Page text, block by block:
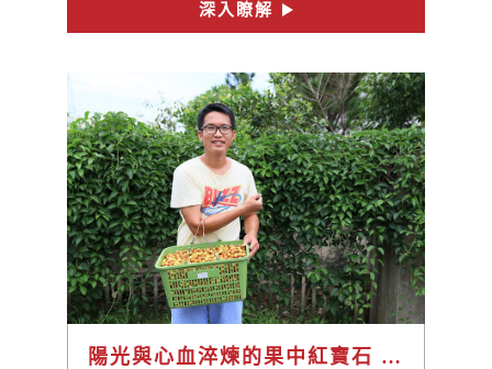
#原住民編舞家
深入瞭解
陽光與心血淬煉的果中紅寶石 —— 公館紅棗